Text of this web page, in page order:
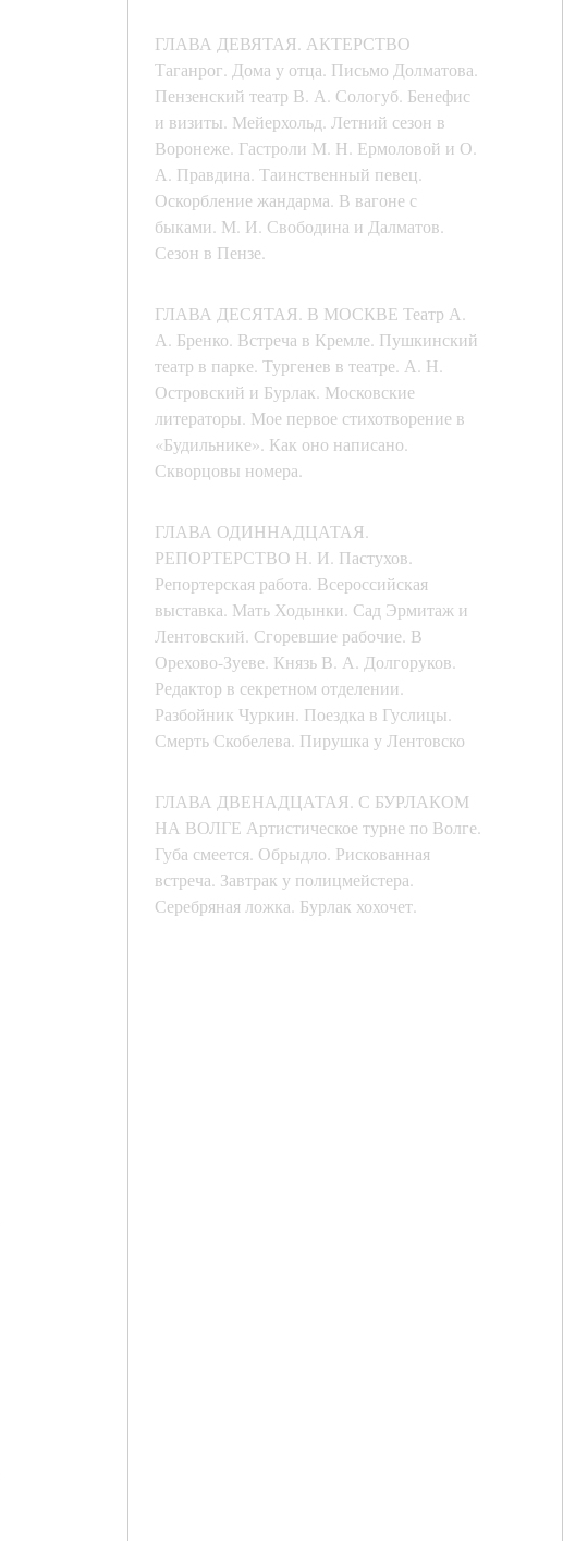
ГЛАВА ДЕВЯТАЯ. АКТЕРСТВО
Таганрог. Дома у отца. Письмо Долматова.
Пензенский театр В. А. Сологуб. Бенефис
и визиты. Мейерхольд. Летний сезон в
Воронеже. Гастроли M. H. Ермоловой и О.
А. Правдина. Таинственный певец.
Оскорбление жандарма. В вагоне с
быками. М. И. Свободина и Далматов.
Сезон в Пензе.
ГЛАВА ДЕСЯТАЯ. В МОСКВЕ Театр А.
А. Бренко. Встреча в Кремле. Пушкинский
театр в парке. Тургенев в театре. А. Н.
Островский и Бурлак. Московские
литераторы. Мое первое стихотворение в
«Будильнике». Как оно написано.
Скворцовы номера.
ГЛАВА ОДИННАДЦАТАЯ.
РЕПОРТЕРСТВО Н. И. Пастухов.
Репортерская работа. Всероссийская
выставка. Мать Ходынки. Сад Эрмитаж и
Лентовский. Сгоревшие рабочие. В
Орехово-Зуеве. Князь В. А. Долгоруков.
Редактор в секретном отделении.
Разбойник Чуркин. Поездка в Гуслицы.
Смерть Скобелева. Пирушка у Лентовско
ГЛАВА ДВЕНАДЦАТАЯ. С БУРЛАКОМ
НА ВОЛГЕ Артистическое турне по Волге.
Губа смеется. Обрыдло. Рискованная
встреча. Завтрак у полицмейстера.
Серебряная ложка. Бурлак хохочет.